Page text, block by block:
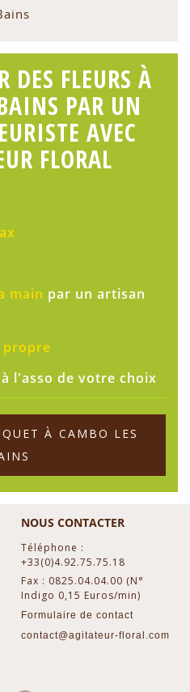
DES FLEURS À
PAR UN
AVEC
FLORAL
main par un artisan
propre
l'asso de votre choix
À CAMBO LES
NOUS CONTACTER
Téléphone :
+33(0)4.92.75.75.18
Fax : 0825.04.04.00 (N°
Indigo 0,15 Euros/min)
Formulaire de contact
contact@agitateur-floral.com